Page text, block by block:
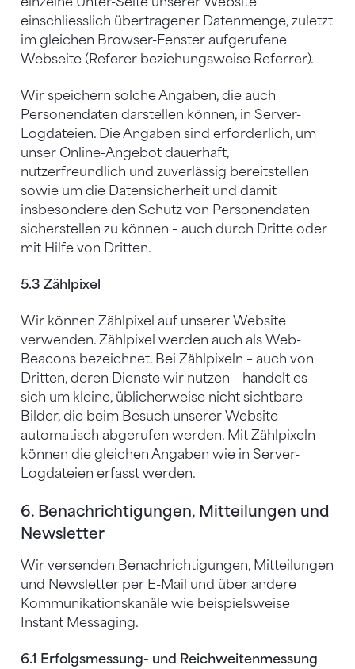
einschliesslich übertragener Datenmenge, zuletzt
im gleichen Browser-Fenster aufgerufene
Webseite (Referer beziehungsweise Referrer).
Wir speichern solche Angaben, die auch
Personendaten darstellen können, in Server-
Logdateien. Die Angaben sind erforderlich, um
unser Online-Angebot dauerhaft,
nutzerfreundlich und zuverlässig bereitstellen
sowie um die Datensicherheit und damit
insbesondere den Schutz von Personendaten
sicherstellen zu können – auch durch Dritte oder
mit Hilfe von Dritten.
5.3 Zählpixel
Wir können Zählpixel auf unserer Website
verwenden. Zählpixel werden auch als Web-
Beacons bezeichnet. Bei Zählpixeln – auch von
Dritten, deren Dienste wir nutzen – handelt es
sich um kleine, üblicherweise nicht sichtbare
Bilder, die beim Besuch unserer Website
automatisch abgerufen werden. Mit Zählpixeln
können die gleichen Angaben wie in Server-
Logdateien erfasst werden.
6. Benachrichtigungen, Mitteilungen und
Newsletter
Wir versenden Benachrichtigungen, Mitteilungen
und Newsletter per E-Mail und über andere
Kommunikationskanäle wie beispielsweise
Instant Messaging.
6.1 Erfolgsmessung- und Reichweitenmessung